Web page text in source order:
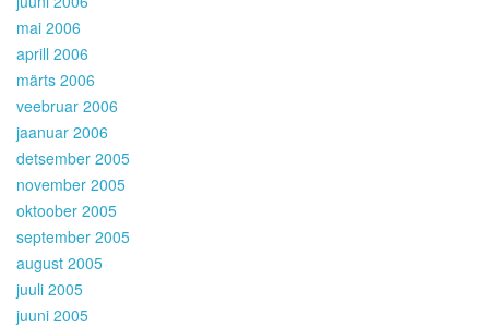
mai 2006
aprill 2006
märts 2006
veebruar 2006
jaanuar 2006
detsember 2005
november 2005
oktoober 2005
september 2005
august 2005
juuli 2005
juuni 2005